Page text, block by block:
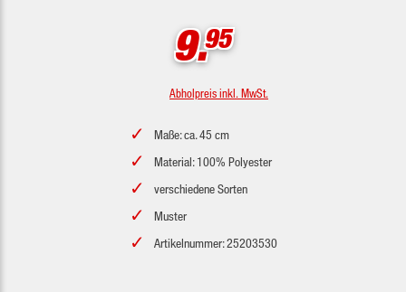
9.95
Abholpreis inkl. MwSt.
Maße: ca. 45 cm
Material: 100% Polyester
verschiedene Sorten
Muster
Artikelnummer: 25203530